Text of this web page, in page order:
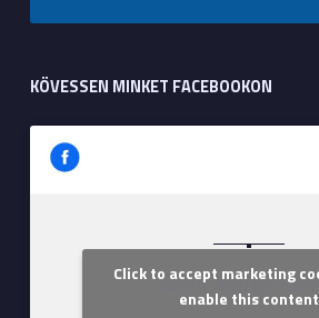
KÖVESSEN MINKET FACEBOOKON
Szent Margit
Click to accept marketing
enable this content